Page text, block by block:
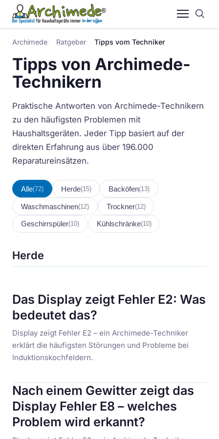
Archimede Ratgeber Tipps vom Techniker
Tipps von Archimede-
Technikern
Praktische Antworten von Archimede-Technikern
zu den häufigsten Problemen mit
Haushaltsgeräten. Jeder Tipp basiert auf der
direkten Erfahrung aus über 196.000
Reparatureinsätzen.
Alle(72) Herde(15) Backöfen(13)
Waschmaschinen(12) Trockner(12)
Geschirrspüler(10) Kühlschränke(10)
Herde
Das Display zeigt Fehler E2: Was
bedeutet das?
Display zeigt Fehler E2 – ein Archimede-Techniker
erklärt die häufigsten Störungen und Probleme bei
Induktionskochfeldern.
Nach einem Gewitter zeigt das
Display Fehler E8 – welches
Problem wird erkannt?